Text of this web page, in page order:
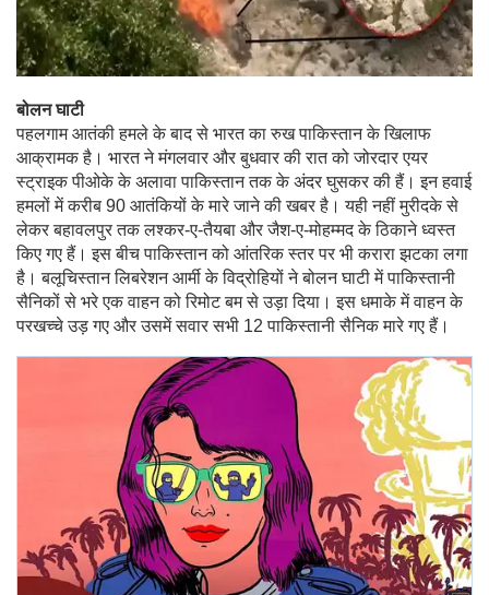
बोलन घाटी
पहलगाम आतंकी हमले के बाद से भारत का रुख पाकिस्तान के खिलाफ
आक्रामक है। भारत ने मंगलवार और बुधवार की रात को जोरदार एयर
स्ट्राइक पीओके के अलावा पाकिस्तान तक के अंदर घुसकर की हैं। इन हवाई
हमलों में करीब 90 आतंकियों के मारे जाने की खबर है। यही नहीं मुरीदके से
लेकर बहावलपुर तक लश्कर-ए-तैयबा और जैश-ए-मोहम्मद के ठिकाने ध्वस्त
किए गए हैं। इस बीच पाकिस्तान को आंतरिक स्तर पर भी करारा झटका लगा
है। बलूचिस्तान लिबरेशन आर्मी के विद्रोहियों ने बोलन घाटी में पाकिस्तानी
सैनिकों से भरे एक वाहन को रिमोट बम से उड़ा दिया। इस धमाके में वाहन के
परखच्चे उड़ गए और उसमें सवार सभी 12 पाकिस्तानी सैनिक मारे गए हैं।